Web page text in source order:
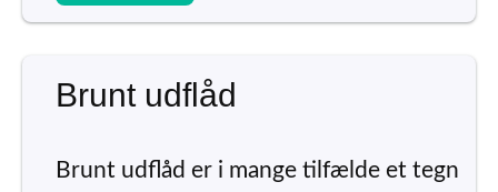
Brunt udflåd
Brunt udflåd er i mange tilfælde et tegn